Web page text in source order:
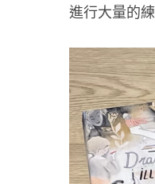
進行大量的